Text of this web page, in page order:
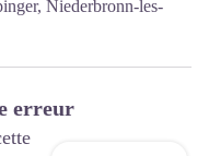
Niederbronn-les-
erreur